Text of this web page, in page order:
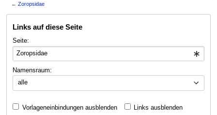
←Zoropsidae
Navigation
Suche
Links auf diese Seite
Seite:
Namensraum:
alle
Vorlageneinbindungen ausblenden Links ausblenden